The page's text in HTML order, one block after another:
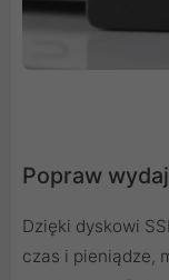
Popraw
Dzięki dyskowi
czas i pieniądze,